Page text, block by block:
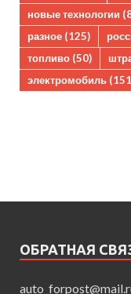
новые технологии
разное (125)
топливо (50)
электромобиль
ОБРАТНАЯ